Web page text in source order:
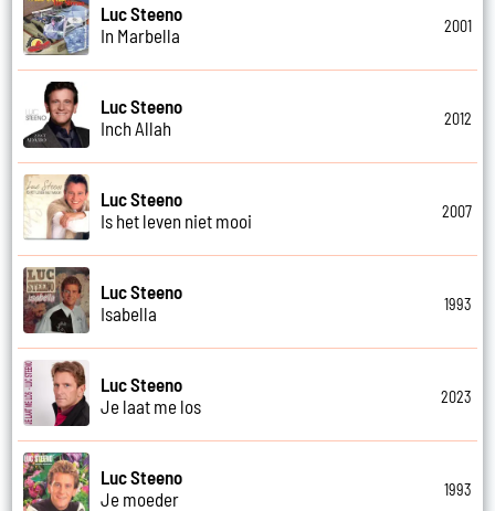
Luc Steeno
In Marbella
2001
Luc Steeno
Inch Allah
2012
Luc Steeno
Is het leven niet mooi
2007
Luc Steeno
Isabella
1993
Luc Steeno
Je laat me los
2023
Luc Steeno
Je moeder
1993